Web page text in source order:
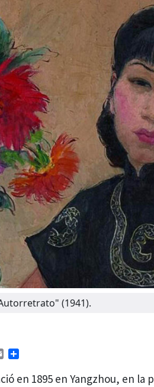
(1941).
Email
en 1895 en Yangzhou, en